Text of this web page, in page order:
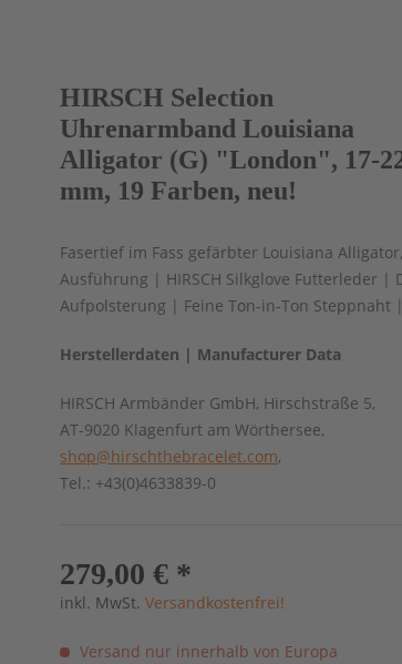
HIRSCH Selection
Uhrenarmband Louisiana
Alligator (G) "London", 17-
mm, 19 Farben, neu!
Fasertief im Fass gefärbter Louisiana
Ausführung | HIRSCH Silkglove Futterleder |
Aufpolsterung | Feine Ton-in-Ton Steppnaht
Herstellerdaten | Manufacturer Data
HIRSCH Armbänder GmbH, Hirschstraße 5,
AT-9020 Klagenfurt am Wörthersee,
shop@hirschthebracelet.com,
Tel.: +43(0)4633839-0
279,00 € *
inkl. MwSt.Versandkostenfrei!
Versand nur innerhalb von Europa